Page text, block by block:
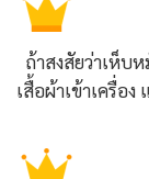
ถ้าสงสัยว่าเห็บ
เสื้อผ้าเข้าเครื่อ